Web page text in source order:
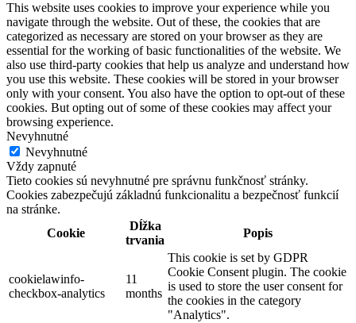
This website uses cookies to improve your experience while you
navigate through the website. Out of these, the cookies that are
categorized as necessary are stored on your browser as they are
essential for the working of basic functionalities of the website. We
also use third-party cookies that help us analyze and understand how
you use this website. These cookies will be stored in your browser
only with your consent. You also have the option to opt-out of these
cookies. But opting out of some of these cookies may affect your
browsing experience.
Nevyhnutné
Nevyhnutné
Vždy zapnuté
Tieto cookies sú nevyhnutné pre správnu funkčnosť stránky.
Cookies zabezpečujú základnú funkcionalitu a bezpečnosť funkcií
na stránke.
Cookie
Dĺžka
trvania
Popis
cookielawinfo-
checkbox-analytics
11
months
This cookie is set by GDPR
Cookie Consent plugin. The cookie
is used to store the user consent for
the cookies in the category
"Analytics".